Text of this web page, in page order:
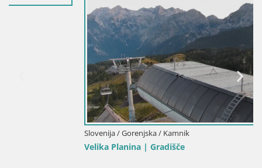
Slovenija / Gorenjska / Kamnik
Velika Planina | Gradišče